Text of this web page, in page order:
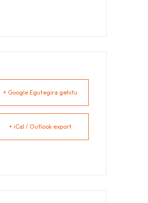
+ Google Egutegira gehitu
+ iCal / Outlook export